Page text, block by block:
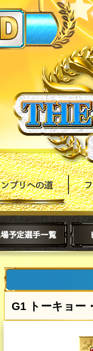
トーキョー